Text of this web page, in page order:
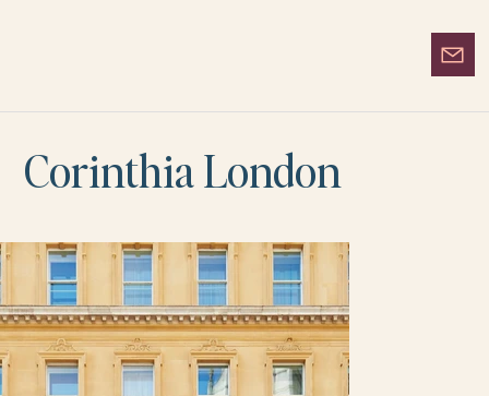
Corinthia London